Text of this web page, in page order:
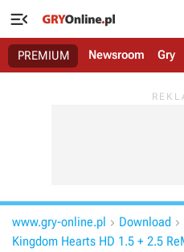

PREMIUM Newsroom Gry
www.gry-online.pl  Download 
Kingdom Hearts HD 1.5 + 2.5